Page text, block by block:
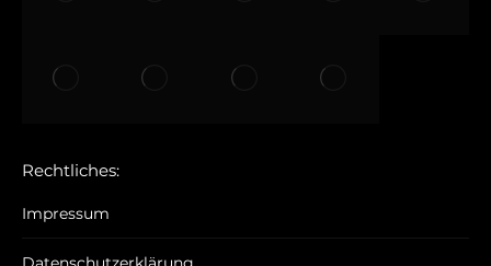
Rechtliches:
Impressum